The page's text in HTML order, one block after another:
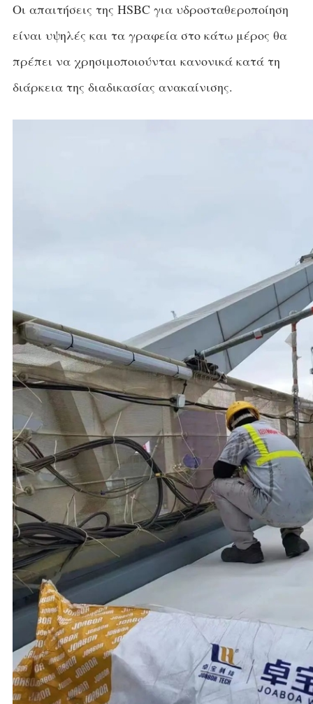
Οι απαιτήσεις της HSBC για υδροσταθεροποίηση
είναι υψηλές και τα γραφεία στο κάτω μέρος θα
πρέπει να χρησιμοποιούνται κανονικά κατά τη
διάρκεια της διαδικασίας ανακαίνισης.